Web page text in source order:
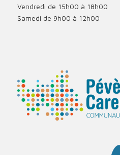
Vendredi de 15h00 à 18h00
Samedi de 9h00 à 12h00